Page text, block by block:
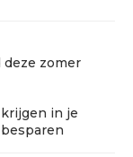
zomer
in je